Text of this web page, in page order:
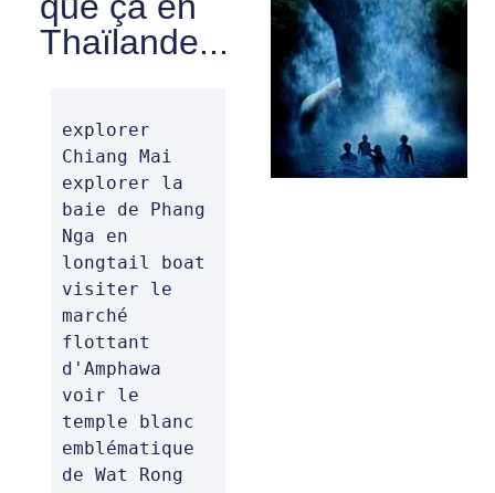
Thaïlande...
explorer
Chiang Mai
explorer la
baie de Phang
Nga en
longtail boat
visiter le
marché
flottant
d'Amphawa
voir le
temple blanc
emblématique
de Wat Rong